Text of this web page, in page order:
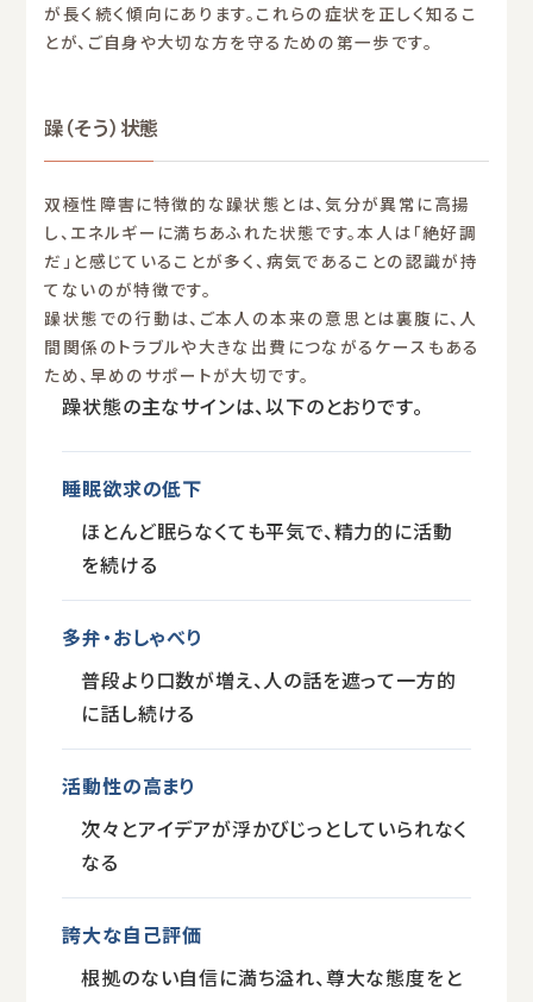
が長く続く傾向にあります。これらの症状を正しく知るこ
とが、ご自身や大切な方を守るための第一歩です。
躁（そう）状態
双極性障害に特徴的な躁状態とは、気分が異常に高揚
し、エネルギーに満ちあふれた状態です。本人は「絶好調
だ」と感じていることが多く、病気であることの認識が持
てないのが特徴です。
躁状態での行動は、ご本人の本来の意思とは裏腹に、人
間関係のトラブルや大きな出費につながるケースもある
ため、早めのサポートが大切です。
躁状態の主なサインは、以下のとおりです。
睡眠欲求の低下
ほとんど眠らなくても平気で、精力的に活動
を続ける
多弁・おしゃべり
普段より口数が増え、人の話を遮って一方的
に話し続ける
活動性の高まり
次々とアイデアが浮かびじっとしていられなく
なる
誇大な自己評価
根拠のない自信に満ち溢れ、尊大な態度をと